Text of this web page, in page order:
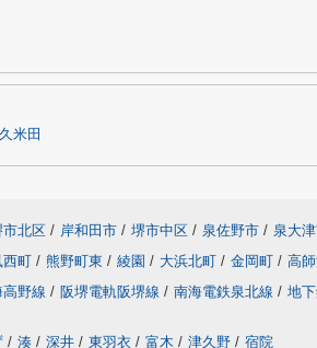
久米田
市北区 / 岸和田市 / 堺市中区 / 泉佐野市 / 泉大
西町 / 熊野町東 / 綾園 / 大浜北町 / 金岡町 / 高
野線 / 阪堺電軌阪堺線 / 南海電鉄泉北線 / 地
/ 湊 / 深井 / 東羽衣 / 富木 / 津久野 / 宿院